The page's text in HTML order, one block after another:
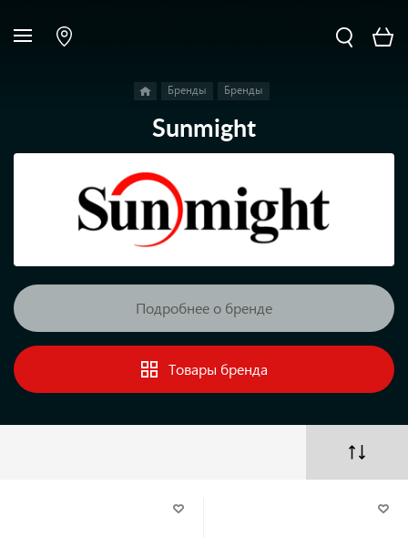
Бренды Бренды
Sunmight
Подробнее о бренде
Товары бренда